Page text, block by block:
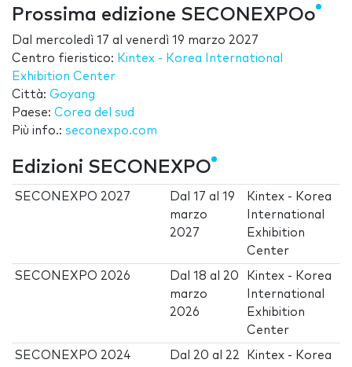
Prossima edizione SECONEXPOo
Dal mercoledì 17 al venerdì 19 marzo 2027
Centro fieristico: Kintex - Korea International
Exhibition Center
Città: Goyang
Paese: Corea del sud
Più info.: seconexpo.com
Edizioni SECONEXPO
SECONEXPO 2027 Dal17 al19
marzo
2027
Kintex - Korea
International
Exhibition
Center
SECONEXPO 2026 Dal18 al 20
marzo
2026
Kintex - Korea
International
Exhibition
Center
SECONEXPO 2024 Dal 20 al 22
Kintex - Korea